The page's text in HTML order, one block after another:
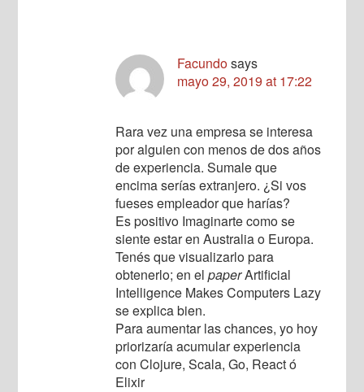
Facundosays
mayo 29, 2019 at 17:22
Rara vez una empresa se interesa
por alguien con menos de dos años
de experiencia. Sumale que
encima serías extranjero. ¿Si vos
fueses empleador que harías?
Es positivo Imaginarte como se
siente estar en Australia o Europa.
Tenés que visualizarlo para
obtenerlo; en elpaperArtificial
Intelligence Makes Computers Lazy
se explica bien.
Para aumentar las chances, yo hoy
priorizaría acumular experiencia
con Clojure, Scala, Go, React ó
Elixir